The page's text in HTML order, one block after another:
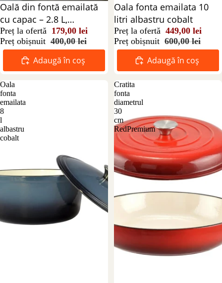
Reducere 55%
Oală din fontă emailată
cu capac – 2.8 L,
portocaliu-roșu, ideală
pentru gătit lent
Preț la ofertă 179,00 lei
Preț obișnuit 400,00 lei
Adaugă în coș
Reducere 25%
Oala fonta emailata 10
litri albastru cobalt
Preț la ofertă 449,00 lei
Preț obișnuit 600,00 lei
Adaugă în coș
Oala
fonta
emailata
8
l
albastru
cobalt
Cratita
fonta
diametrul
30
cm
RedPremium